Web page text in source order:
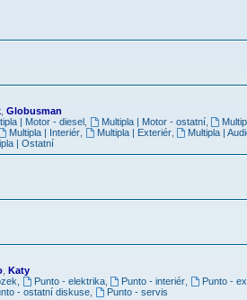
Globusman
| Motor - diesel, Multipla | Motor - ostatní,
Multipla | Interiér, Multipla | Exteriér, Multipla |
| Ostatní
Katy
Punto - elektrika, Punto - interiér Punto -
- ostatní diskuse, Punto - servis